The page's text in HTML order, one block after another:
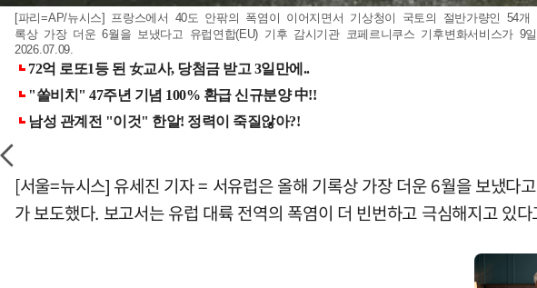
[파리=AP/뉴시스] 프랑스에서 40도 안팎의 폭염이 이어지면서 기상청이 국토의 절반가량인
록상 가장 더운 6월을 보냈다고 유럽연합(EU) 기후 감시기관 코페르니쿠스 기후변화서비스가
2026.07.09.
[서울=뉴시스] 유세진 기자 = 서유럽은 올해 기록상 가장 더운 6월을 보냈
가 보도했다. 보고서는 유럽 대륙 전역의 폭염이 더 빈번하고 극심해지고 있